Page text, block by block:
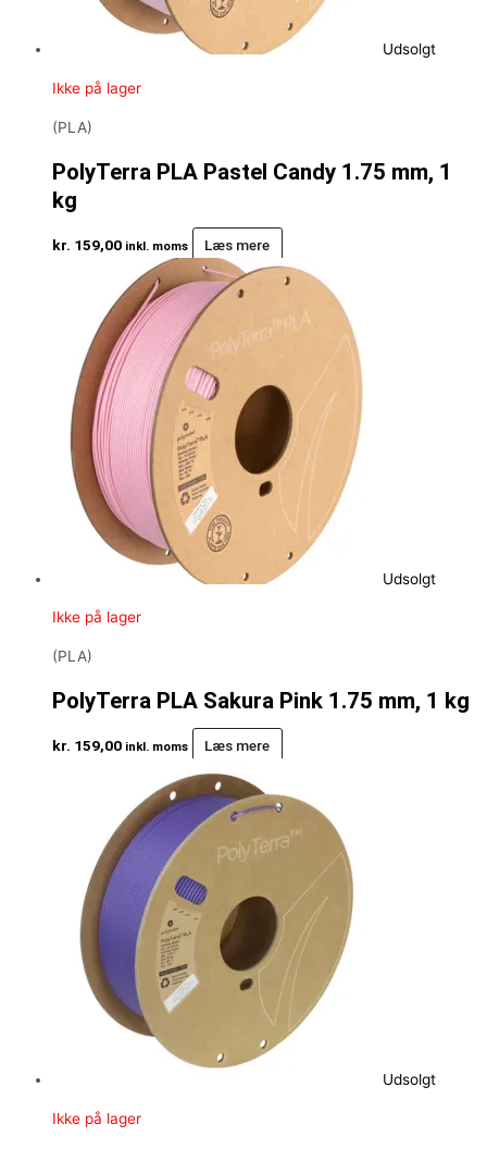
Udsolgt
Ikke på lager
(PLA)
PolyTerra PLA Pastel Candy 1.75 mm, 1
kg
kr. 159,00 inkl. moms Læs mere
Udsolgt
Ikke på lager
(PLA)
PolyTerra PLA Sakura Pink 1.75 mm, 1 kg
kr. 159,00 inkl. moms Læs mere
Udsolgt
Ikke på lager